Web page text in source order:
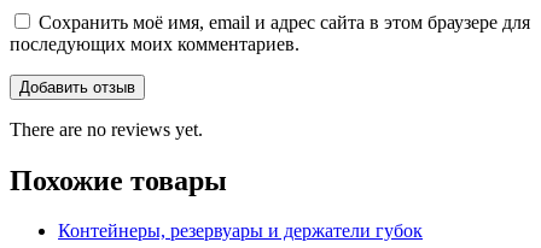
Сохранить моё имя, email и адрес сайта в этом браузере для
последующих моих комментариев.
There are no reviews yet.
Похожие товары
Контейнеры, резервуары и держатели губок